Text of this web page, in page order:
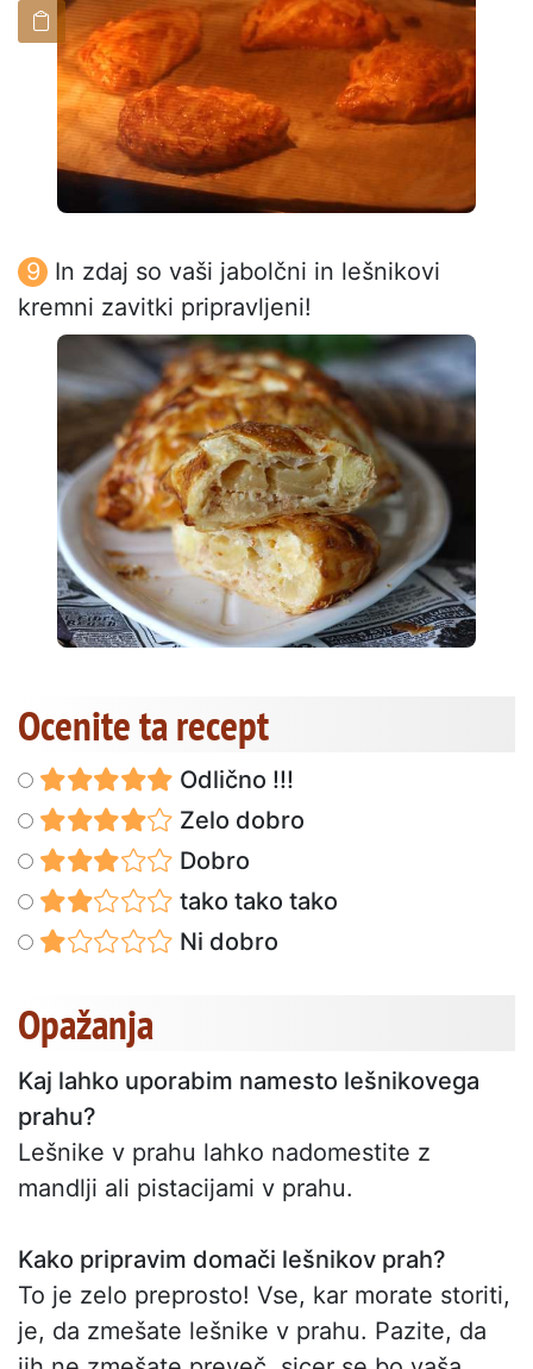
In zdaj so vaši jabolčni in lešnikovi
kremni zavitki pripravljeni!
Ocenite ta recept
Odlično !!!
Zelo dobro
Dobro
tako tako tako
Ni dobro
Opažanja
Kaj lahko uporabim namesto lešnikovega
prahu?
Lešnike v prahu lahko nadomestite z
mandlji ali pistacijami v prahu.
Kako pripravim domači lešnikov prah?
To je zelo preprosto! Vse, kar morate storiti,
je, da zmešate lešnike v prahu. Pazite, da